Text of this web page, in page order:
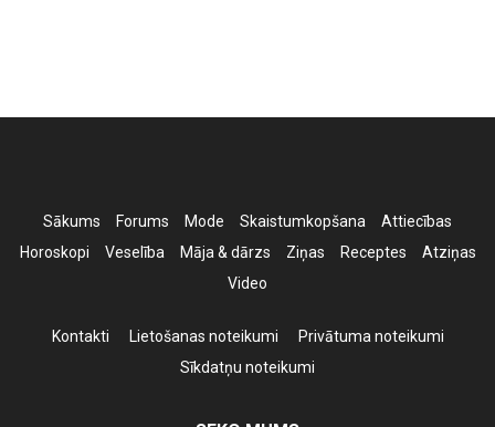
Sākums Forums Mode Skaistumkopšana
Attiecības
Horoskopi
Veselība Māja & dārzs Ziņas Receptes
Atziņas
Video
Kontakti Lietošanas noteikumi
Privātuma noteikumi
Sīkdatņu noteikumi